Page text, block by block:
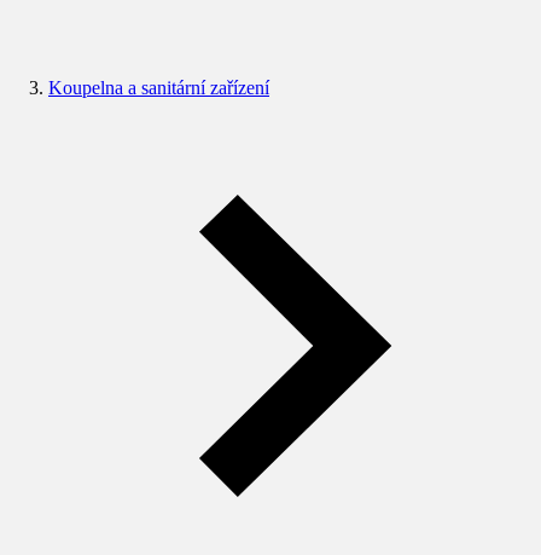
Koupelna a sanitární zařízení